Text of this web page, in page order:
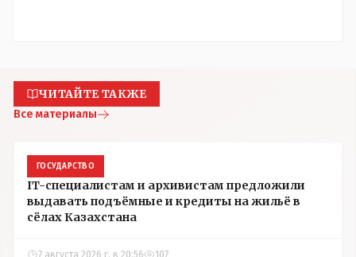
ЧИТАЙТЕ ТАКЖЕ
Все материалы
ГОСУДАРСТВО
IT-специалистам и архивистам предложили
выдавать подъёмные и кредиты на жильё в
сёлах Казахстана
7 августа 2026 г. в 20:56 107